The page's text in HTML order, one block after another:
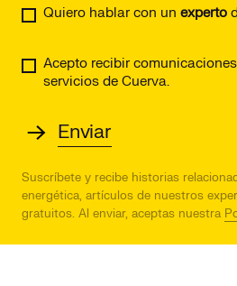
Quiero hablar con un experto
Acepto recibir
servicios de Cuerva.
Suscríbete y recibe historias
energética, artículos de nuestros
gratuitos. Al enviar, aceptas nuestra